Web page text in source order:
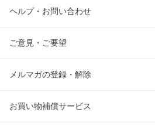
ヘルプ・お問い合わせ
ご意見・ご要望
メルマガの登録・解除
お買い物補償サービス